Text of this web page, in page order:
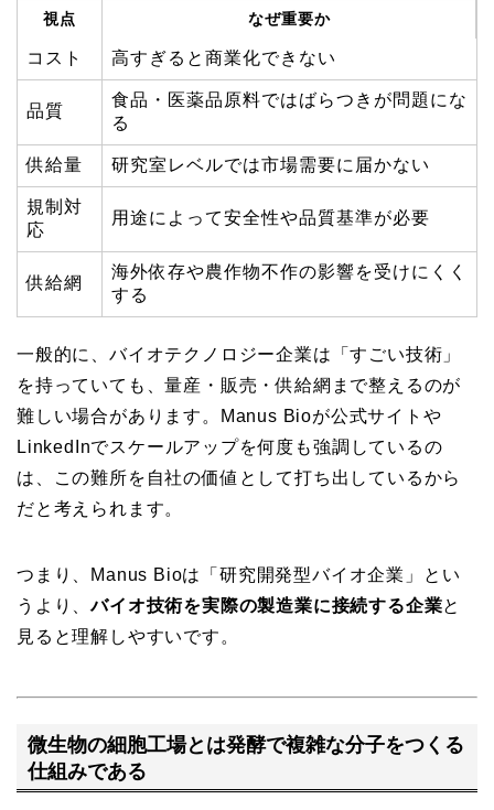
視点 なぜ重要か
コスト 高すぎると商業化できない
品質
食品・医薬品原料ではばらつきが問題にな
る
供給量 研究室レベルでは市場需要に届かない
規制対
応
用途によって安全性や品質基準が必要
供給網
海外依存や農作物不作の影響を受けにくく
する
一般的に、バイオテクノロジー企業は「すごい技術」
を持っていても、量産・販売・供給網まで整えるのが
難しい場合があります。Manus Bioが公式サイトや
LinkedInでスケールアップを何度も強調しているの
は、この難所を自社の価値として打ち出しているから
だと考えられます。
つまり、Manus Bioは「研究開発型バイオ企業」とい
うより、バイオ技術を実際の製造業に接続する企業と
見ると理解しやすいです。
微生物の細胞工場とは発酵で複雑な分子をつくる
仕組みである